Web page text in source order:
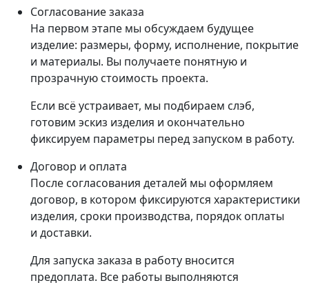
Согласование заказа
На первом этапе мы обсуждаем будущее
изделие: размеры, форму, исполнение, покрытие
и материалы. Вы получаете понятную и
прозрачную стоимость проекта.
Если всё устраивает, мы подбираем слэб,
готовим эскиз изделия и окончательно
фиксируем параметры перед запуском в работу.
Договор и оплата
После согласования деталей мы оформляем
договор, в котором фиксируются характеристики
изделия, сроки производства, порядок оплаты
и доставки.
Для запуска заказа в работу вносится
предоплата. Все работы выполняются